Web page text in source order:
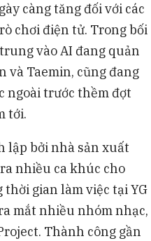
càng tăng đối với các
chơi điện tử. Trong bối
vào AI đang quản
và Taemin, cũng đang
ngoài trước thềm đợt
tới.
lập bởi nhà sản xuất
nhiều ca khúc cho
gian làm việc tại YG
mắt nhiều nhóm nhạc,
Thành công gần